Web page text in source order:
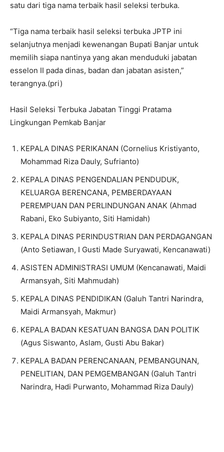
satu dari tiga nama terbaik hasil seleksi terbuka.
“Tiga nama terbaik hasil seleksi terbuka JPTP ini
selanjutnya menjadi kewenangan Bupati Banjar untuk
memilih siapa nantinya yang akan menduduki jabatan
esselon II pada dinas, badan dan jabatan asisten,”
terangnya.(pri)
Hasil Seleksi Terbuka Jabatan Tinggi Pratama
Lingkungan Pemkab Banjar
KEPALA DINAS PERIKANAN (Cornelius Kristiyanto,
Mohammad Riza Dauly, Sufrianto)
KEPALA DINAS PENGENDALIAN PENDUDUK,
KELUARGA BERENCANA, PEMBERDAYAAN
PEREMPUAN DAN PERLINDUNGAN ANAK (Ahmad
Rabani, Eko Subiyanto, Siti Hamidah)
KEPALA DINAS PERINDUSTRIAN DAN PERDAGANGAN
(Anto Setiawan, I Gusti Made Suryawati, Kencanawati)
ASISTEN ADMINISTRASI UMUM (Kencanawati, Maidi
Armansyah, Siti Mahmudah)
KEPALA DINAS PENDIDIKAN (Galuh Tantri Narindra,
Maidi Armansyah, Makmur)
KEPALA BADAN KESATUAN BANGSA DAN POLITIK
(Agus Siswanto, Aslam, Gusti Abu Bakar)
KEPALA BADAN PERENCANAAN, PEMBANGUNAN,
PENELITIAN, DAN PEMGEMBANGAN (Galuh Tantri
Narindra, Hadi Purwanto, Mohammad Riza Dauly)